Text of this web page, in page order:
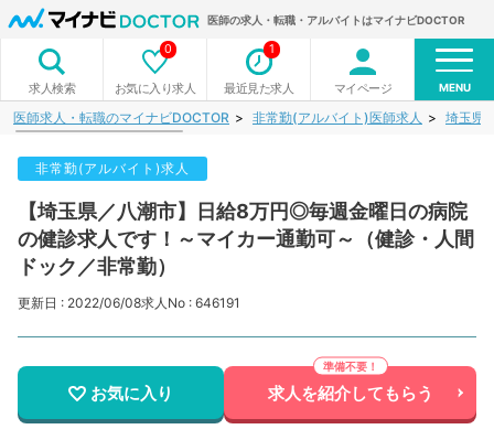
医師の求人・転職・アルバイトはマイナビDOCTOR
求人検索 お気に入り求人
0
最近見た求人
1
マイページ MENU
医師求人・転職のマイナビDOCTOR 非常勤(アルバイト)医師求人 埼玉県
非常勤(アルバイト)求人
【埼玉県／八潮市】日給8万円◎毎週金曜日の病院
の健診求人です！～マイカー通勤可～（健診・人間
ドック／非常勤）
更新日 : 2022/06/08求人No : 646191
お気に入り 求人を紹介してもらう